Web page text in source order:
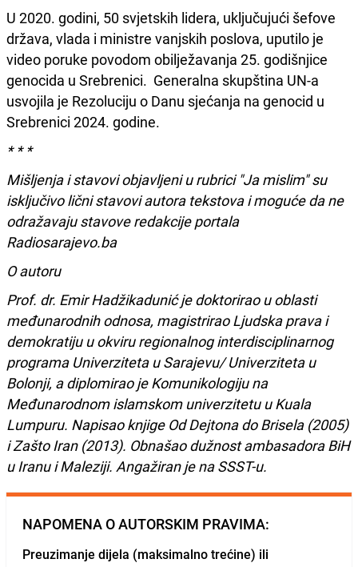
U 2020. godini, 50 svjetskih lidera, uključujući šefove
država, vlada i ministre vanjskih poslova, uputilo je
video poruke povodom obilježavanja 25. godišnjice
genocida u Srebrenici. Generalna skupština UN-a
usvojila je Rezoluciju o Danu sjećanja na genocid u
Srebrenici 2024. godine.
* * *
Mišljenja i stavovi objavljeni u rubrici "Ja mislim" su
isključivo lični stavovi autora tekstova i moguće da ne
odražavaju stavove redakcije portala
Radiosarajevo.ba
O autoru
Prof. dr. Emir Hadžikadunić je doktorirao u oblasti
međunarodnih odnosa, magistrirao Ljudska prava i
demokratiju u okviru regionalnog interdisciplinarnog
programa Univerziteta u Sarajevu/ Univerziteta u
Bolonji, a diplomirao je Komunikologiju na
Međunarodnom islamskom univerzitetu u Kuala
Lumpuru. Napisao knjige Od Dejtona do Brisela (2005)
i Zašto Iran (2013). Obnašao dužnost ambasadora BiH
u Iranu i Maleziji. Angažiran je na SSST-u.
NAPOMENA O AUTORSKIM PRAVIMA:
Preuzimanje dijela (maksimalno trećine) ili